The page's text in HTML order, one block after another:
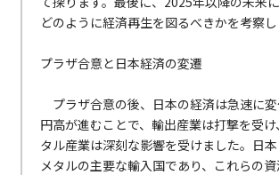
どのように経済再生を図るべきかを考察し
プラザ合意と日本経済の変遷
プラザ合意の後、日本の経済は急速に変
円高が進むことで、輸出産業は打撃を受け
タル産業は深刻な影響を受けました。日
メタルの主要な輸入国であり、これらの